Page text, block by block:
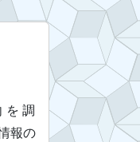
を 調
報の